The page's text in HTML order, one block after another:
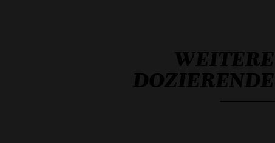
WEITERE
DOZIERENDE